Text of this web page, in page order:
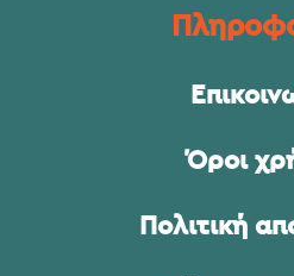
Όροι
Πολιτική